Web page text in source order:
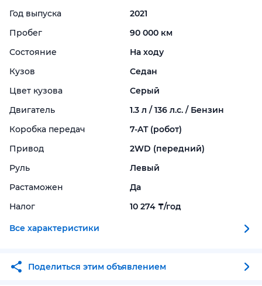
Год выпуска
2021
Пробег
90 000 км
Состояние
На ходу
Кузов
Седан
Цвет кузова
Серый
Двигатель
1.3 л / 136 л.с. / Бензин
Коробка передач
7-AT (робот)
Привод
2WD (передний)
Руль
Левый
Растаможен
Да
Налог
10 274 ₸/год
Все характеристики
Поделиться этим объявлением